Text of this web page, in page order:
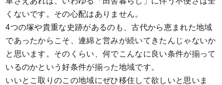
くないです。その心配はありません。
4つの塚や貴重な史跡があるのも、古代から恵まれた地域
であったからこそ、連綿と営みが続いてきたんじゃないか
と思います。そのくらい、何でこんなに良い条件が揃って
いるのかという好条件が揃った地域です。
いいとこ取りのこの地域にぜひ移住して欲しいと思いま